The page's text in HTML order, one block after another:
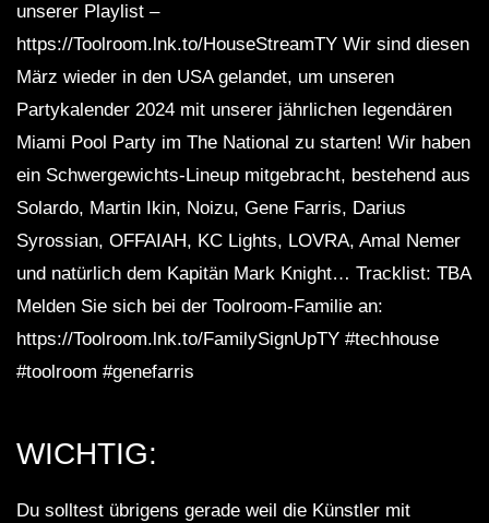
unserer Playlist –
https://Toolroom.lnk.to/HouseStreamTY Wir sind diesen
März wieder in den USA gelandet, um unseren
Partykalender 2024 mit unserer jährlichen legendären
Miami Pool Party im The National zu starten! Wir haben
ein Schwergewichts-Lineup mitgebracht, bestehend aus
Solardo, Martin Ikin, Noizu, Gene Farris, Darius
Syrossian, OFFAIAH, KC Lights, LOVRA, Amal Nemer
und natürlich dem Kapitän Mark Knight… Tracklist: TBA
Melden Sie sich bei der Toolroom-Familie an:
https://Toolroom.lnk.to/FamilySignUpTY #techhouse
#toolroom #genefarris
WICHTIG:
Du solltest übrigens gerade weil die Künstler mit